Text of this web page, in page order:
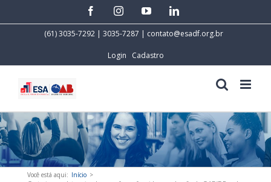
facebookinstagramyoutubelinkedin
(61) 3035-7292 | 3035-7287 | contato@esadf.org.br
Login Cadastro
Você está aqui: Início >